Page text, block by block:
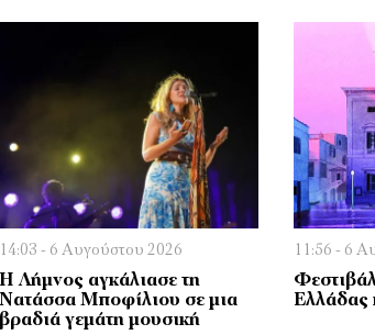
14:03 - 6 Αυγούστου 2026
Η Λήμνος αγκάλιασε τη
Νατάσσα Μποφίλιου σε μια
βραδιά γεμάτη μουσική
11:56 - 6
Ελλάδας